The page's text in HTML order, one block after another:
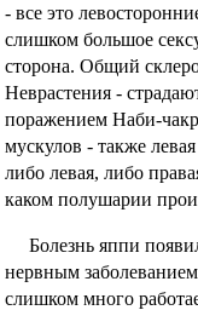
- все это
слишком большое
сторона. Общий
Неврастения -
поражением Наби-
мускулов - также
либо левая, либо
каком полушарии
Болезнь яппи
нервным
слишком много